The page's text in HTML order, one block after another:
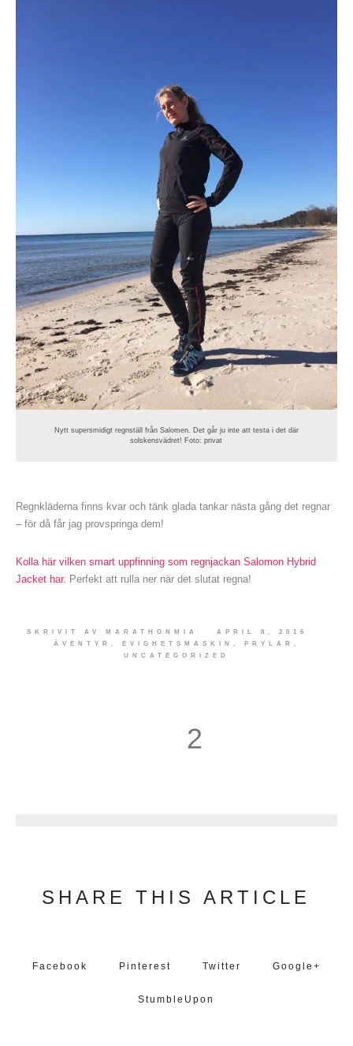
Nytt supersmidigt regnställ från Salomen. Det går ju inte att testa i det där
solskensvädret! Foto: privat
Regnkläderna finns kvar och tänk glada tankar nästa gång det regnar
– för då får jag provspringa dem!
Kolla här vilken smart uppfinning som regnjackan Salomon Hybrid
Jacket har. Perfekt att rulla ner när det slutat regna!
SKRIVIT AV MARATHONMIA
APRIL 8, 2016
ÄVENTYR , EVIGHETSMASKIN , PRYLAR ,
UNCATEGORIZED
2
SHARE THIS ARTICLE
Facebook Pinterest Twitter Google+
StumbleUpon